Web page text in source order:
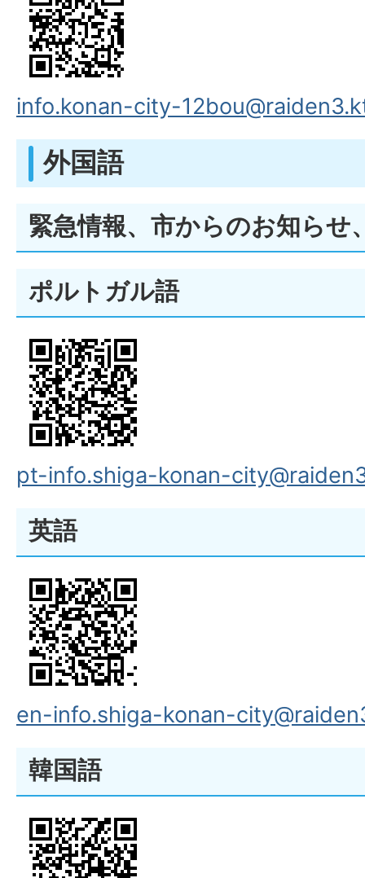
info.konan-city-
外国語
緊急情報、市からのお知らせ
ポルトガル語
pt-info.shiga-konan-
英語
en-info.shiga-konan-
韓国語